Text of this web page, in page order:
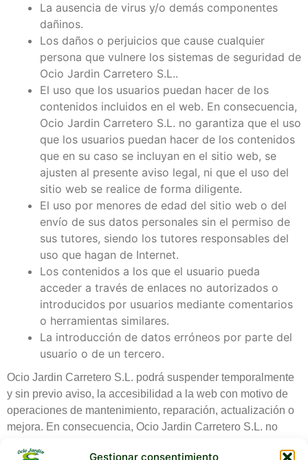
Gestionar consentimiento
La ausencia de virus y/o demás componentes
dañinos.
Los daños o perjuicios que cause cualquier
persona que vulnere los sistemas de seguridad de
Ocio Jardin Carretero S.L..
El uso que los usuarios puedan hacer de los
contenidos incluidos en el web. En consecuencia,
Ocio Jardin Carretero S.L. no garantiza que el uso
que los usuarios puedan hacer de los contenidos
que en su caso se incluyan en el sitio web, se
ajusten al presente aviso legal, ni que el uso del
sitio web se realice de forma diligente.
El uso por menores de edad del sitio web o del
envío de sus datos personales sin el permiso de
sus tutores, siendo los tutores responsables del
uso que hagan de Internet.
Los contenidos a los que el usuario pueda
acceder a través de enlaces no autorizados o
introducidos por usuarios mediante comentarios
o herramientas similares.
La introducción de datos erróneos por parte del
usuario o de un tercero.
Ocio Jardin Carretero S.L. podrá suspender temporalmente
y sin previo aviso, la accesibilidad a la web con motivo de
operaciones de mantenimiento, reparación, actualización o
mejora. En consecuencia, Ocio Jardin Carretero S.L. no